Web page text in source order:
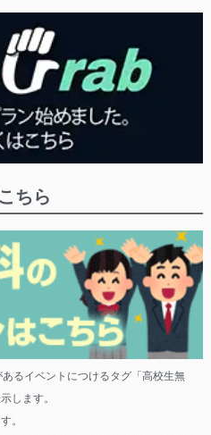
ちら
るイベントにつけるタグ「高校生無
します。
。